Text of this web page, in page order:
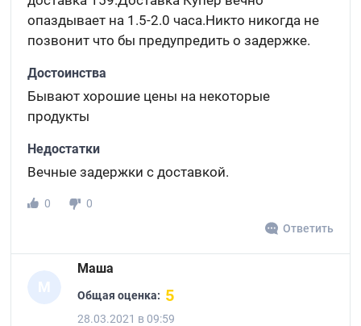
опаздывает на 1.5-2.0 часа.Никто никогда не
позвонит что бы предупредить о задержке.
Достоинства
Бывают хорошие цены на некоторые
продукты
Недостатки
Вечные задержки с доставкой.
0
0
Ответить
М
Маша
Общая оценка: 5
28.03.2021 в 09:59